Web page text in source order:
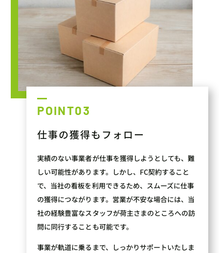
POINT03
仕事の獲得もフォロー
実績のない事業者が仕事を獲得しようとしても、難
しい可能性があります。しかし、FC契約すること
で、当社の看板を利用できるため、スムーズに仕事
の獲得につながります。営業が不安な場合には、当
社の経験豊富なスタッフが荷主さまのところへの訪
問に同行することも可能です。
事業が軌道に乗るまで、しっかりサポートいたしま